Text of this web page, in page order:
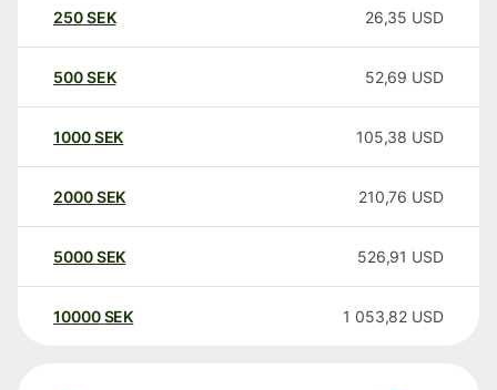
250SEK 26,35 USD
500SEK 52,69 USD
1000SEK 105,38 USD
2000SEK 210,76 USD
5000SEK 526,91 USD
10000 SEK 1 053,82 USD